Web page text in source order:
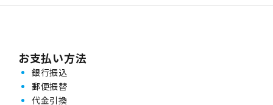
お支払い方法
銀行振込
郵便振替
代金引換